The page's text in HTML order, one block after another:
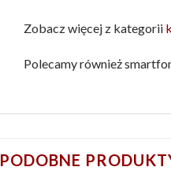
Zobacz więcej z kategorii
Polecamy również
PODOBNE